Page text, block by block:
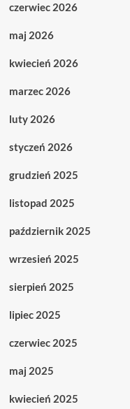
czerwiec 2026
maj 2026
kwiecień 2026
marzec 2026
luty 2026
styczeń 2026
grudzień 2025
listopad 2025
październik 2025
wrzesień 2025
sierpień 2025
lipiec 2025
czerwiec 2025
maj 2025
kwiecień 2025